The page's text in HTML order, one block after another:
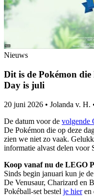
Nieuws
Dit is de Pokémon
Day is juli
20 juni 2026 • Jolanda v. H.
De datum voor de volgende
De Pokémon die op deze
zien we niet zo vaak.
informatie alvast delen voor
Koop vanaf nu de LEGO
Sinds begin januari kun je
De Venusaur, Charizard en
Pokéball-set bestel je hieren